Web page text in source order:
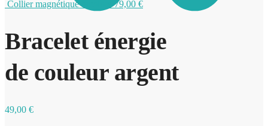
0
Collier magnétique bicolore 79,00 €
Bracelet énergie
de couleur argent
49,00 €